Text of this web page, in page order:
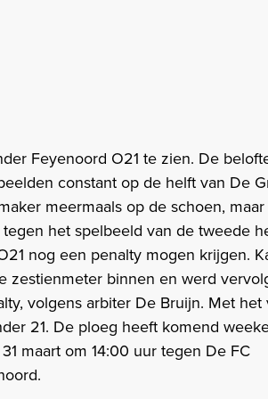
Feyenoord O21 te zien. De
constant op de helft van De
meermaals op de schoen,
het spelbeeld van de tweede
nog een penalty mogen krijgen.
zestienmeter binnen en werd
volgens arbiter De Bruijn. Met
21. De ploeg heeft komend
maart om 14:00 uur tegen De FC